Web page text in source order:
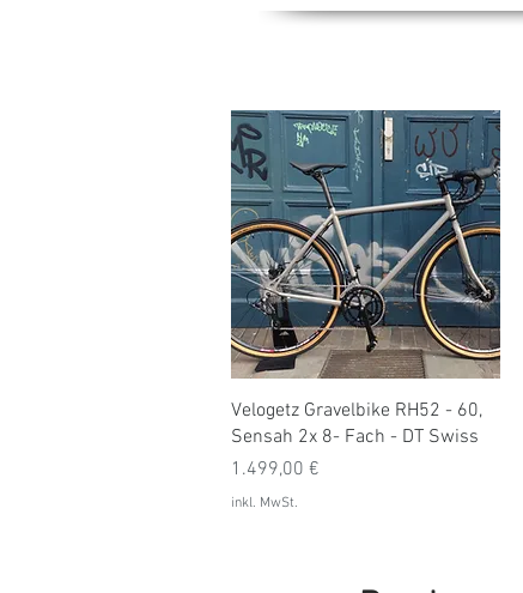
Schnellansicht
Velogetz Gravelbike RH52 - 60,
Sensah 2x 8- Fach - DT Swiss
Preis
1.499,00 €
inkl. MwSt.